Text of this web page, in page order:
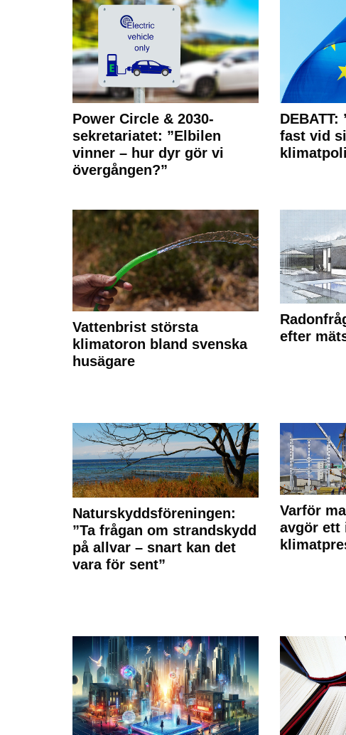
Power Circle & 2030-
sekretariatet: ”Elbilen
vinner – hur dyr gör vi
övergången?”
DEBATT:
fast vid
Vattenbrist största
klimatoron bland svenska
husägare
efter
Naturskyddsföreningen:
”Ta frågan om strandskydd
på allvar – snart kan det
vara för sent”
Varför
avgör ett